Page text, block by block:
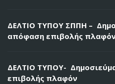
ΔΕΛΤΙΟ ΤΥΠΟΥ ΣΠΠΗ –
απόφαση επιβολής
ΔΕΛΤΙΟ ΤΥΠΟΥ-
επιβολής πλαφόν